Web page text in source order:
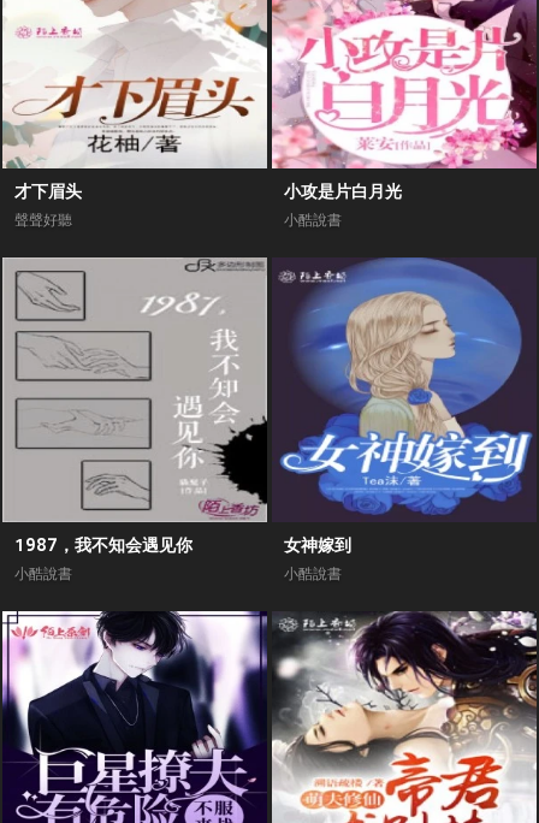
才下眉头
聲聲好聽
小攻是片白月光
小酷說書
1987，我不知会遇见你
小酷說書
女神嫁到
小酷說書